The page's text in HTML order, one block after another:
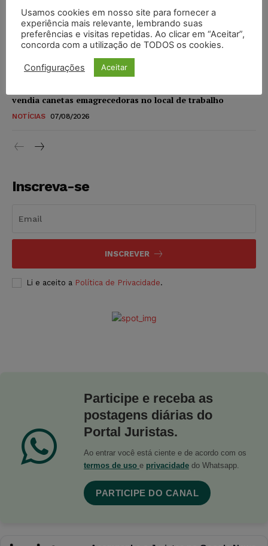
STF amplia isenção de IBS e CBS na compra de veículos
novos para pessoas com deficiência e autistas de todos os
níveis
07/08/2026
vendia canetas emagrecedoras no local de trabalho
NOTÍCIAS 07/08/2026
Inscreva-se
INSCREVER
Li e aceito a Política de Privacidade.
Participe e receba as
postagens diárias do
Portal Juristas.
Ao entrar você está ciente e de acordo com os
termos de uso e privacidade do Whatsapp.
PARTICIPE DO CANAL
Usamos cookies em nosso site para fornecer a
experiência mais relevante, lembrando suas
preferências e visitas repetidas. Ao clicar em “Aceitar”,
concorda com a utilização de TODOS os cookies.
Configurações Aceitar